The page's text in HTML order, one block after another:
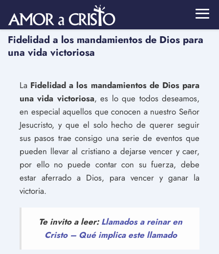
Fidelidad a los mandamientos de Dios para
una vida victoriosa
La Fidelidad a los mandamientos de Dios para
una vida victoriosa, es lo que todos deseamos,
en especial aquellos que conocen a nuestro Señor
Jesucristo, y que el solo hecho de querer seguir
sus pasos trae consigo una serie de eventos que
pueden llevar al cristiano a dejarse vencer y caer,
por ello no puede contar con su fuerza, debe
estar aferrado a Dios, para vencer y ganar la
victoria.
Te invito a leer:Llamados a reinar en
Cristo – Qué implica este llamado